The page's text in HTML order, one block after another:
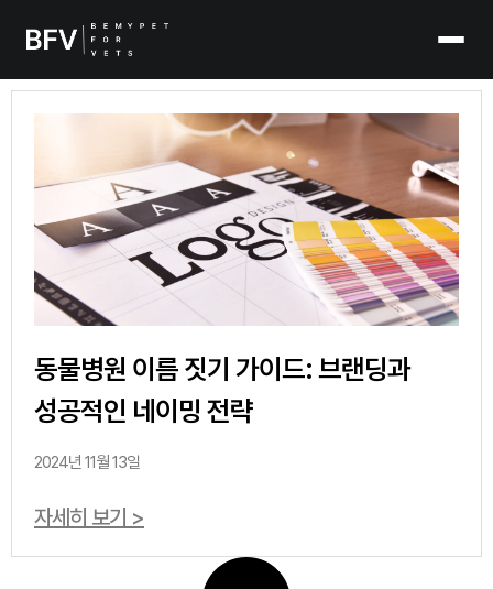
동물병원 이름 짓기 가이드: 브랜딩과
성공적인 네이밍 전략
2024년 11월 13일
자세히 보기 >